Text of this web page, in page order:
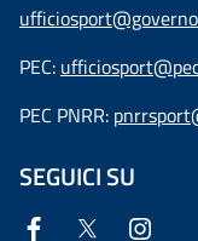
PEC:
PEC PNRR:
SEGUICI SU